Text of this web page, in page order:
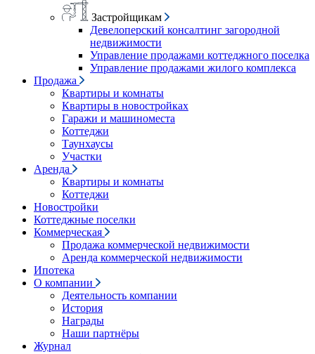
Застройщикам
Девелоперский консалтинг загородной
недвижимости
Управление продажами коттеджного поселка
Управление продажами жилого комплекса
Продажа
Квартиры и комнаты
Квартиры в новостройках
Гаражи и машиноместа
Коттеджи
Таунхаусы
Участки
Аренда
Квартиры и комнаты
Коттеджи
Новостройки
Коттеджные поселки
Коммерческая
Продажа коммерческой недвижимости
Аренда коммерческой недвижимости
Ипотека
О компании
Деятельность компании
История
Награды
Наши партнёры
Журнал